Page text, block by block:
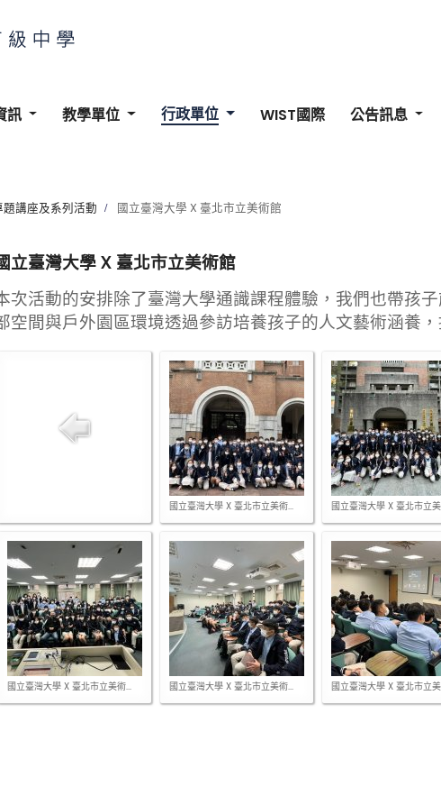
訊 教學單位 行政單位 WIST國際 公告訊息
題講座及系列活動 國立臺灣大學 X 臺北市立美術館
立臺灣大學 X 臺北市立美術館
次活動的安排除了臺灣大學通識課程體驗，我們也帶孩
空間與戶外園區環境透過參訪培養孩子的人文藝術涵養
國立臺灣大學 X 臺北市立美術... 國立臺灣大學 X 臺北市立
國立臺灣大學 X 臺北市立美術... 國立臺灣大學 X 臺北市立美術... 國立臺灣大學 X 臺北市立